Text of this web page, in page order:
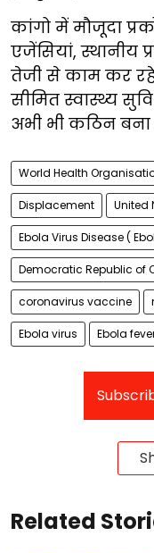
कांगो में मौजूदा
एजेंसियां, स्थानीय
तेजी से काम कर
सीमित स्वास्थ्य
अभी भी कठिन
World Health
Displacement United
Ebola Virus Disease (
Democratic Republic of
coronavirus vaccine
Ebola virus Ebola
Related